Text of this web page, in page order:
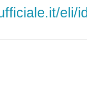
eli/